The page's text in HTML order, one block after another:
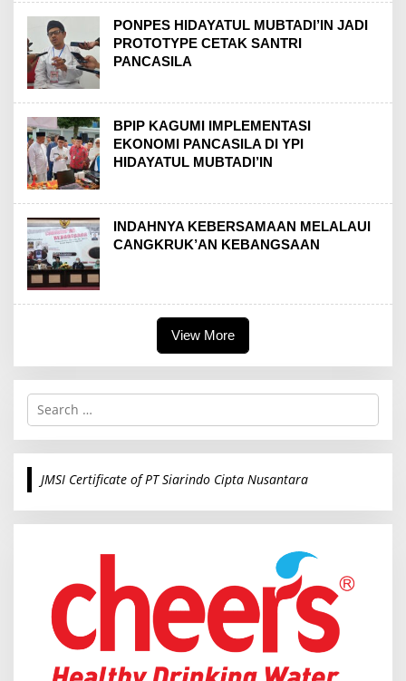
PONPES HIDAYATUL MUBTADI’IN JADI
PROTOTYPE CETAK SANTRI
PANCASILA
BPIP KAGUMI IMPLEMENTASI
EKONOMI PANCASILA DI YPI
HIDAYATUL MUBTADI’IN
INDAHNYA KEBERSAMAAN MELALAUI
CANGKRUK’AN KEBANGSAAN
View More
S
r
c
o
JMSI Certificate of PT Siarindo Cipta Nusantara